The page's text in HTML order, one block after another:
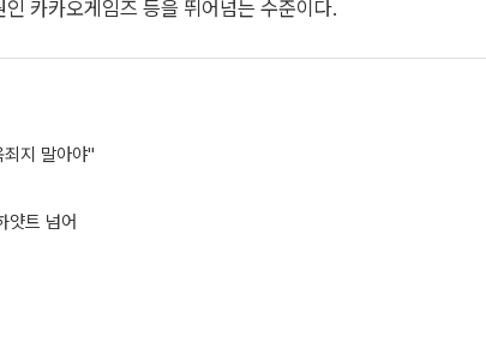
카카오게임즈 등을 뛰어넘는 수준이다.
지 말아야"
얏트 넘어